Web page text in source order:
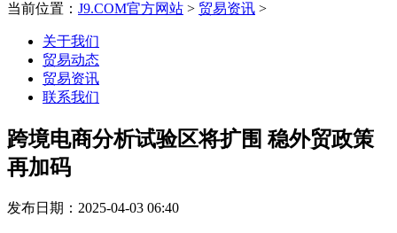
当前位置： J9.COM官方网站 > 贸易资讯 >
关于我们
贸易动态
贸易资讯
联系我们
跨境电商分析试验区将扩围 稳外贸政策
再加码
发布日期：2025-04-03 06:40